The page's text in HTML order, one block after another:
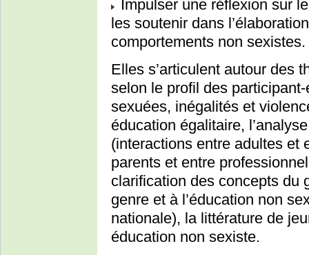
Impulser une réflexion sur
les soutenir dans
comportements non sexistes.
Elles s’articulent autour des
selon le profil des
sexuées, inégalités et
éducation égalitaire,
(interactions entre adultes et
parents et entre
clarification des concepts du
genre et à l’éducation non
nationale), la littérature de
éducation non sexiste.